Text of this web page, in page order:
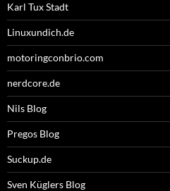
Karl Tux Stadt
Linuxundich.de
motoringconbrio.com
nerdcore.de
Nils Blog
Pregos Blog
Suckup.de
Sven Küglers Blog